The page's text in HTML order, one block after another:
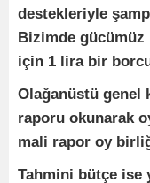
destekleriyle
Bizimde gücümüz
için 1 lira bir
Olağanüstü genel
raporu okunarak
mali rapor oy
Tahmini bütçe ise